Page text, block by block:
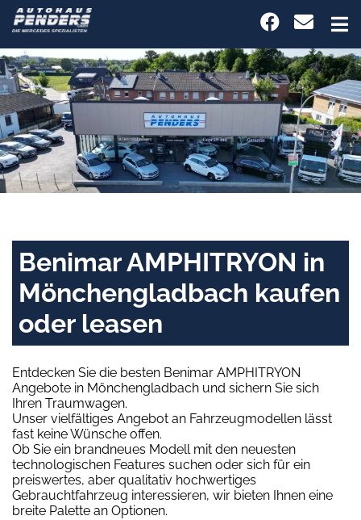
Benimar AMPHITRYON in
Mönchengladbach kaufen
oder leasen
Entdecken Sie die besten Benimar AMPHITRYON
Angebote in Mönchengladbach und sichern Sie sich
Ihren Traumwagen.
Unser vielfältiges Angebot an Fahrzeugmodellen lässt
fast keine Wünsche offen.
Ob Sie ein brandneues Modell mit den neuesten
technologischen Features suchen oder sich für ein
preiswertes, aber qualitativ hochwertiges
Gebrauchtfahrzeug interessieren, wir bieten Ihnen eine
breite Palette an Optionen.